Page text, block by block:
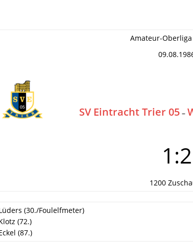
Amateur-
SV Eintracht Trier 05 –
1:2
1200
(30./Foulelfmeter)
(72.)
(87.)